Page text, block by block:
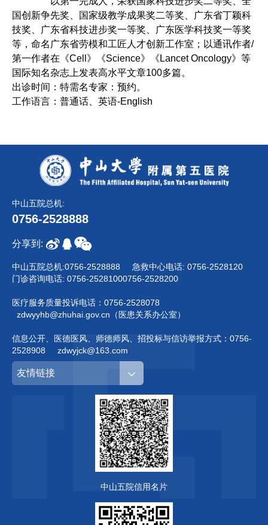
国创新争先奖、国家级教学成果奖二等奖、广东省丁颖科
技奖、广东省科技进步奖一等奖、广东医学科技奖一等奖
等，命名广东省劳模和工匠人才创新工作室；以通讯作者/
第一作者在《Cell》《Science》《Lancet Oncology》等
国际知名杂志上发表高水平文章100多篇。
出诊时间：特需名专家：预约。
工作语言：普通话、英语-English
中山五院总机:
0756-2528888
分享到:
中山五院总机:0756-2528888 急救中心电话: 0756-2528120
门诊咨询电话: 0756-25281000756-2528200
医疗服务质量投诉电话： 0756-2528078
zdwyyhb@zhuhai.gov.cn（医患关系办公室）
信息公开、医德医风、师德师风、招投标与信访举报方式： 0756-
2528908
zdwyjck@163.com
友情链接
中山五院信用名片